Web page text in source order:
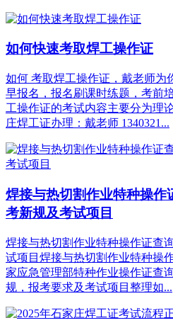
如何快速考取焊工操作证
如何 考取焊工操作证，戴老师为
早报名，报名刷课时练题，考前
工操作证的考试内容主要分为理
庄焊工证办理：戴老师 1340321...
焊接与热切割作业特种操作
考新规及考试项目
焊接与热切割作业特种操作证查
试项目焊接与热切割作业特种操
家应急管理部特种作业操作证查
规，报考要求及考试项目整理如...